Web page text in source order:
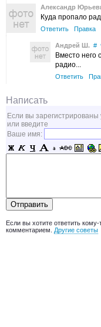
Александр
Куда пропало
Ответить Правка
Андрей Ш. #
Вместо него
радио...
Ответить
Написать
Если вы зарегистрированы
или введите
Ваше имя:
Если вы хотите ответить
комментарием. Другие советы